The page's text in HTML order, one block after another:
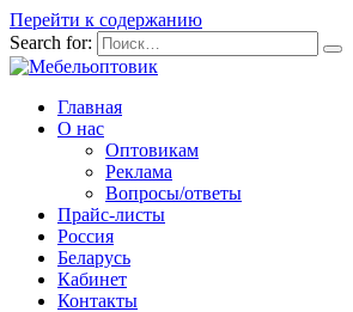
Перейти к содержанию
Search for:
Главная
О нас
Оптовикам
Реклама
Вопросы/ответы
Прайс-листы
Россия
Беларусь
Кабинет
Контакты